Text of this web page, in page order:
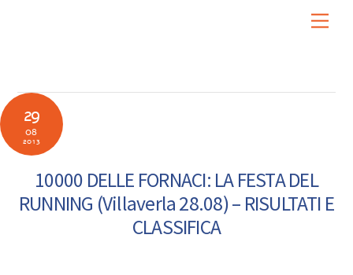
29
08
2013
10000 DELLE FORNACI: LA FESTA DEL
RUNNING (Villaverla 28.08) – RISULTATI E
CLASSIFICA